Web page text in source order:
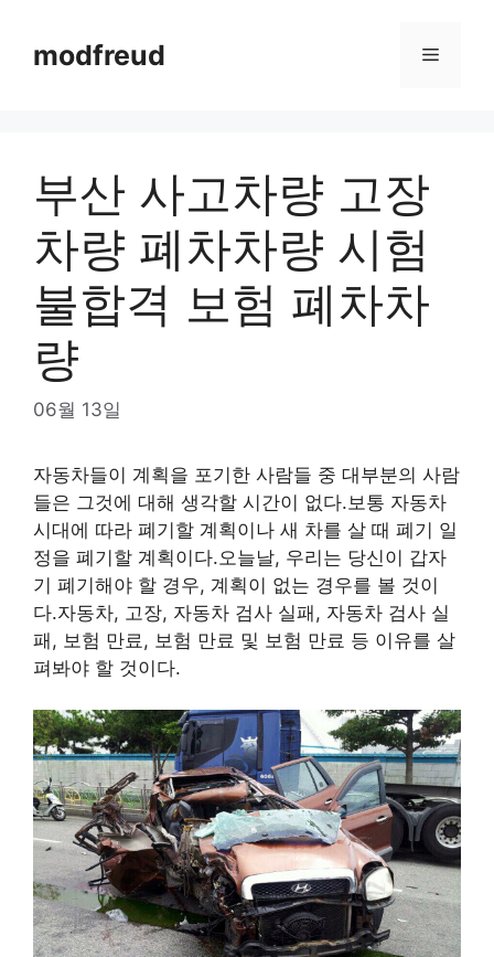
contentmodfreud Menu
부산 사고차량 고장
차량 폐차차량 시험
불합격 보험 폐차차
량
06월 13일
자동차들이 계획을 포기한 사람들 중 대부분의 사람
들은 그것에 대해 생각할 시간이 없다.보통 자동차
시대에 따라 폐기할 계획이나 새 차를 살 때 폐기 일
정을 폐기할 계획이다.오늘날, 우리는 당신이 갑자
기 폐기해야 할 경우, 계획이 없는 경우를 볼 것이
다.자동차, 고장, 자동차 검사 실패, 자동차 검사 실
패, 보험 만료, 보험 만료 및 보험 만료 등 이유를 살
펴봐야 할 것이다.